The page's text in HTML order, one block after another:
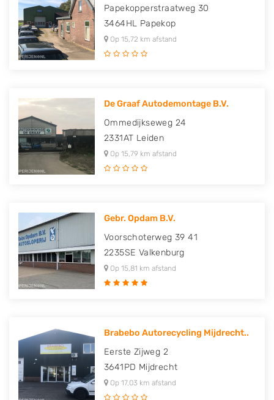
Papekopperstraatweg 30
3464HL Papekop
Op 15,72 km afstand
De Graaf Autodemontage B.V.
Ommedijkseweg 24
2331AT Leiden
Op 15,79 km afstand
Gebr. Opdam B.V.
Voorschoterweg 39 41
2235SE Valkenburg
Op 15,81 km afstand
Brabebo Autorecycling Mijdrecht..
Eerste Zijweg 2
3641PD Mijdrecht
Op 17,03 km afstand